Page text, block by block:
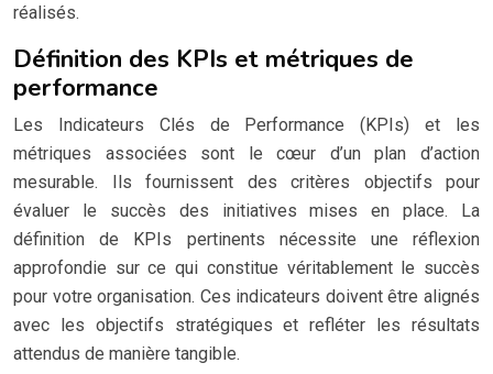
réalisés.
Définition des KPIs et métriques de
performance
Les Indicateurs Clés de Performance (KPIs) et les
métriques associées sont le cœur d’un plan d’action
mesurable. Ils fournissent des critères objectifs pour
évaluer le succès des initiatives mises en place. La
définition de KPIs pertinents nécessite une réflexion
approfondie sur ce qui constitue véritablement le succès
pour votre organisation. Ces indicateurs doivent être alignés
avec les objectifs stratégiques et refléter les résultats
attendus de manière tangible.